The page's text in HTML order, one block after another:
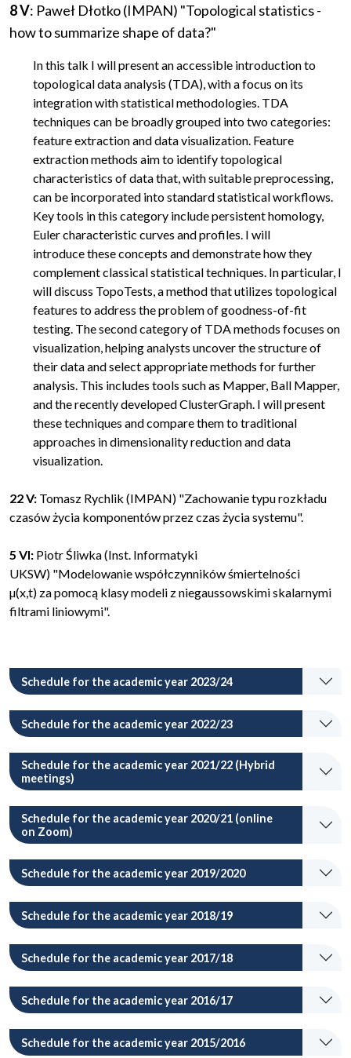
8 V: Paweł Dłotko (IMPAN) "Topological statistics -
how to summarize shape of data?"
In this talk I will present an accessible introduction to
topological data analysis (TDA), with a focus on its
integration with statistical methodologies. TDA
techniques can be broadly grouped into two categories:
feature extraction and data visualization. Feature
extraction methods aim to identify topological
characteristics of data that, with suitable preprocessing,
can be incorporated into standard statistical workflows.
Key tools in this category include persistent homology,
Euler characteristic curves and profiles. I will
introduce these concepts and demonstrate how they
complement classical statistical techniques. In particular, I
will discuss TopoTests, a method that utilizes topological
features to address the problem of goodness-of-fit
testing. The second category of TDA methods focuses on
visualization, helping analysts uncover the structure of
their data and select appropriate methods for further
analysis. This includes tools such as Mapper, Ball Mapper,
and the recently developed ClusterGraph. I will present
these techniques and compare them to traditional
approaches in dimensionality reduction and data
visualization.
22 V: Tomasz Rychlik (IMPAN) "Zachowanie typu rozkładu
czasów życia komponentów przez czas życia systemu".
5 VI: Piotr Śliwka (Inst. Informatyki
UKSW) "Modelowanie współczynników śmiertelności
µ(x,t) za pomocą klasy modeli z niegaussowskimi skalarnymi
filtrami liniowymi".
Schedule for the academic year 2023/24
Schedule for the academic year 2022/23
Schedule for the academic year 2021/22 (Hybrid
meetings)
Schedule for the academic year 2020/21 (online
on Zoom)
Schedule for the academic year 2019/2020
Schedule for the academic year 2018/19
Schedule for the academic year 2017/18
Schedule for the academic year 2016/17
Schedule for the academic year 2015/2016